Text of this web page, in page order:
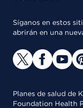
Síganos en estos
abrirán en una
Planes de salud de
Foundation Health